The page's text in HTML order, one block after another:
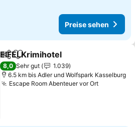
Preise sehen
TeilenZu Favoriten hinzufügen
EIFELKrimihotel
8,0 Sehr gut
1.039
6.5 km bis Adler und Wolfspark Kasselburg
Escape Room Abenteuer vor OrtPreise